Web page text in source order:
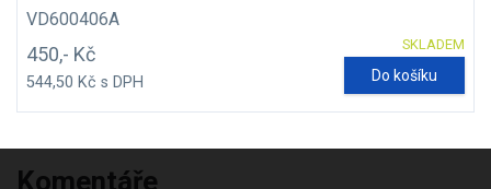
VD600406A
SKLADEM
450,- Kč
544,50 Kč s DPH Do košíku
Komentáře